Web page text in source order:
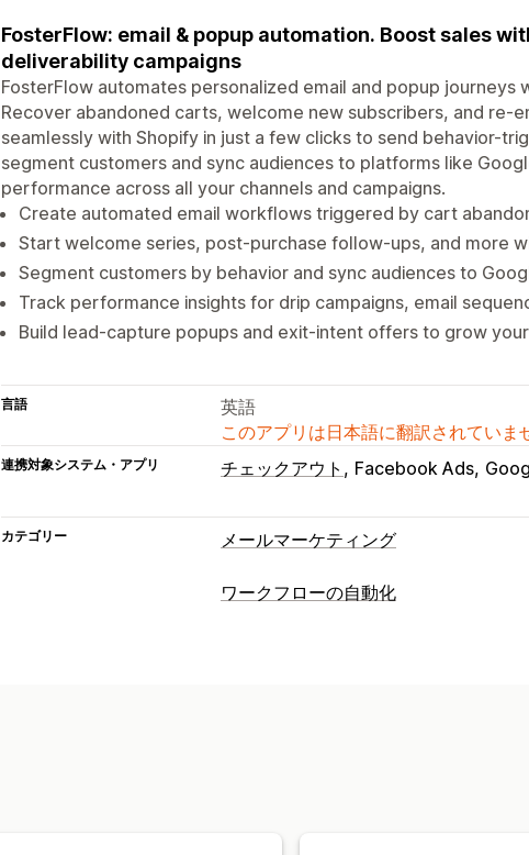
FosterFlow: email & popup automation. Boost sales
deliverability campaigns
FosterFlow automates personalized email and popup journeys
Recover abandoned carts, welcome new subscribers, and re-
seamlessly with Shopify in just a few clicks to send behavior-
segment customers and sync audiences to platforms like
performance across all your channels and campaigns.
Create automated email workflows triggered by cart
Start welcome series, post-purchase follow-ups, and more
Segment customers by behavior and sync audiences to
Track performance insights for drip campaigns, email
Build lead-capture popups and exit-intent offers to grow
言語
英語
このアプリは日本語に翻訳されていま
連携対象システム・アプリ チェックアウト Facebook Ads
カテゴリー メールマーケティング
キャンペーンタイプ
編集ツール
ワークフローの自動化